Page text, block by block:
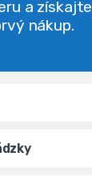
a získajte
nákup.